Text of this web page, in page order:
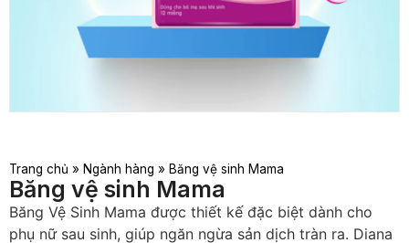
Trang chủ » Ngành hàng » Băng vệ sinh Mama
Băng vệ sinh Mama
Băng Vệ Sinh Mama được thiết kế đặc biệt dành cho
phụ nữ sau sinh, giúp ngăn ngừa sản dịch tràn ra. Diana